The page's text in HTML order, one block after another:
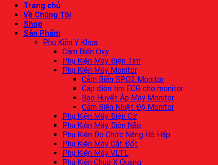
Trang chủ
Về Chúng Tôi
Shop
Sản Phẩm
Phụ Kiện Y Khoa
Cảm Biến Oxy
Phụ Kiện Máy Điện Tim
Phụ Kiện Máy Monitor
Cảm Biến SPO2 Monitor
Cáp điện tim ECG cho monitor
Bao Huyết Áp Máy Monitor
Cảm Biến Nhiệt Độ Monitor
Phụ Kiện Máy Điện Cơ
Phụ Kiện Máy Điện Não
Phụ Kiện Đo Chức Năng Hô Hấp
Phụ Kiện Máy Cắt Đốt
Phụ Kiện Máy VLTL
Phụ Kiện Chụp X Quang